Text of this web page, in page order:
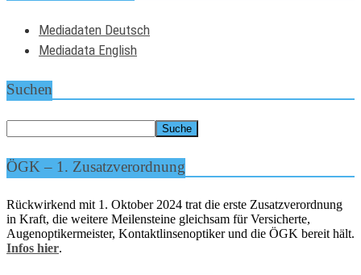
Mediadaten Deutsch
Mediadata English
Suchen
ÖGK – 1. Zusatzverordnung
Rückwirkend mit 1. Oktober 2024 trat die erste Zusatzverordnung
in Kraft, die weitere Meilensteine gleichsam für Versicherte,
Augenoptikermeister, Kontaktlinsenoptiker und die ÖGK bereit hält.
Infos hier.